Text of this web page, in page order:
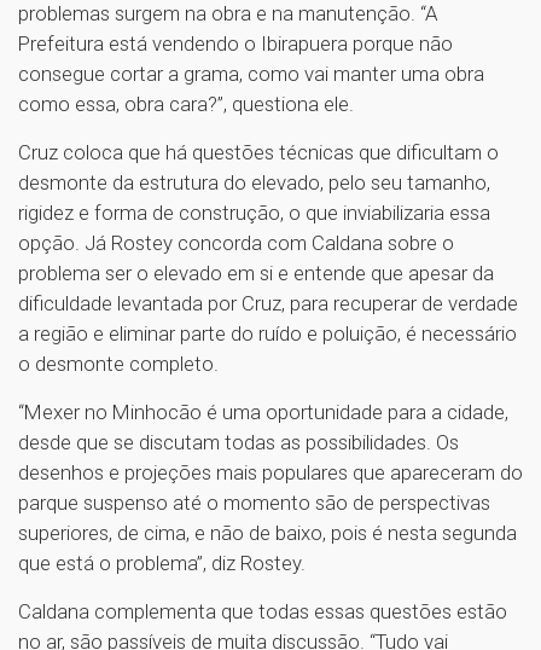
problemas surgem na obra e na manutenção. “A
Prefeitura está vendendo o Ibirapuera porque não
consegue cortar a grama, como vai manter uma obra
como essa, obra cara?”, questiona ele.
Cruz coloca que há questões técnicas que dificultam o
desmonte da estrutura do elevado, pelo seu tamanho,
rigidez e forma de construção, o que inviabilizaria essa
opção. Já Rostey concorda com Caldana sobre o
problema ser o elevado em si e entende que apesar da
dificuldade levantada por Cruz, para recuperar de verdade
a região e eliminar parte do ruído e poluição, é necessário
o desmonte completo.
“Mexer no Minhocão é uma oportunidade para a cidade,
desde que se discutam todas as possibilidades. Os
desenhos e projeções mais populares que apareceram do
parque suspenso até o momento são de perspectivas
superiores, de cima, e não de baixo, pois é nesta segunda
que está o problema”, diz Rostey.
Caldana complementa que todas essas questões estão
no ar, são passíveis de muita discussão. “Tudo vai